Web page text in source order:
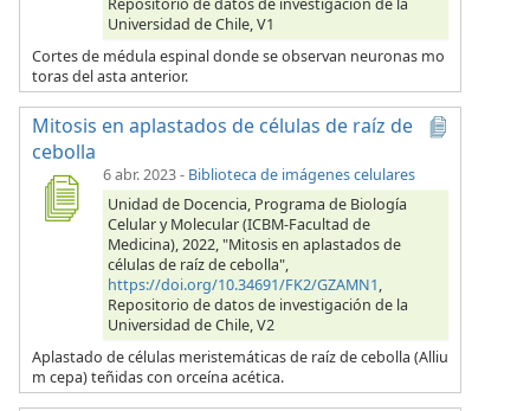
Universidad de Chile, V1
Cortes de médula espinal donde se observan neuronas mo
toras del asta anterior.
Mitosis en aplastados de células de raíz de
cebolla
6 abr. 2023- Biblioteca de imágenes celulares
Unidad de Docencia, Programa de Biología
Celular y Molecular (ICBM-Facultad de
Medicina), 2022, "Mitosis en aplastados de
células de raíz de cebolla",
https://doi.org/10.34691/FK2/GZAMN1,
Repositorio de datos de investigación de la
Universidad de Chile, V2
Aplastado de células meristemáticas de raíz de cebolla (Alliu
m cepa) teñidas con orceína acética.